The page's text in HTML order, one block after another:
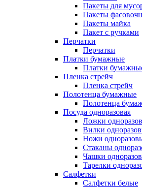
Пакеты для
Пакеты
Пакеты майка
Пакет с ручками
Перчатки
Перчатки
Платки бумажные
Платки
Пленка стрейч
Пленка стрейч
Полотенца бумажные
Полотенца
Посуда одноразовая
Ложки
Вилки
Ножи
Стаканы
Чашки
Тарелки
Салфетки
Салфетки белые